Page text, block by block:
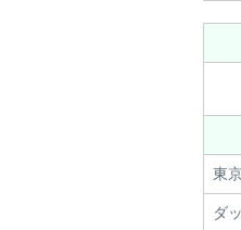
東
ダ